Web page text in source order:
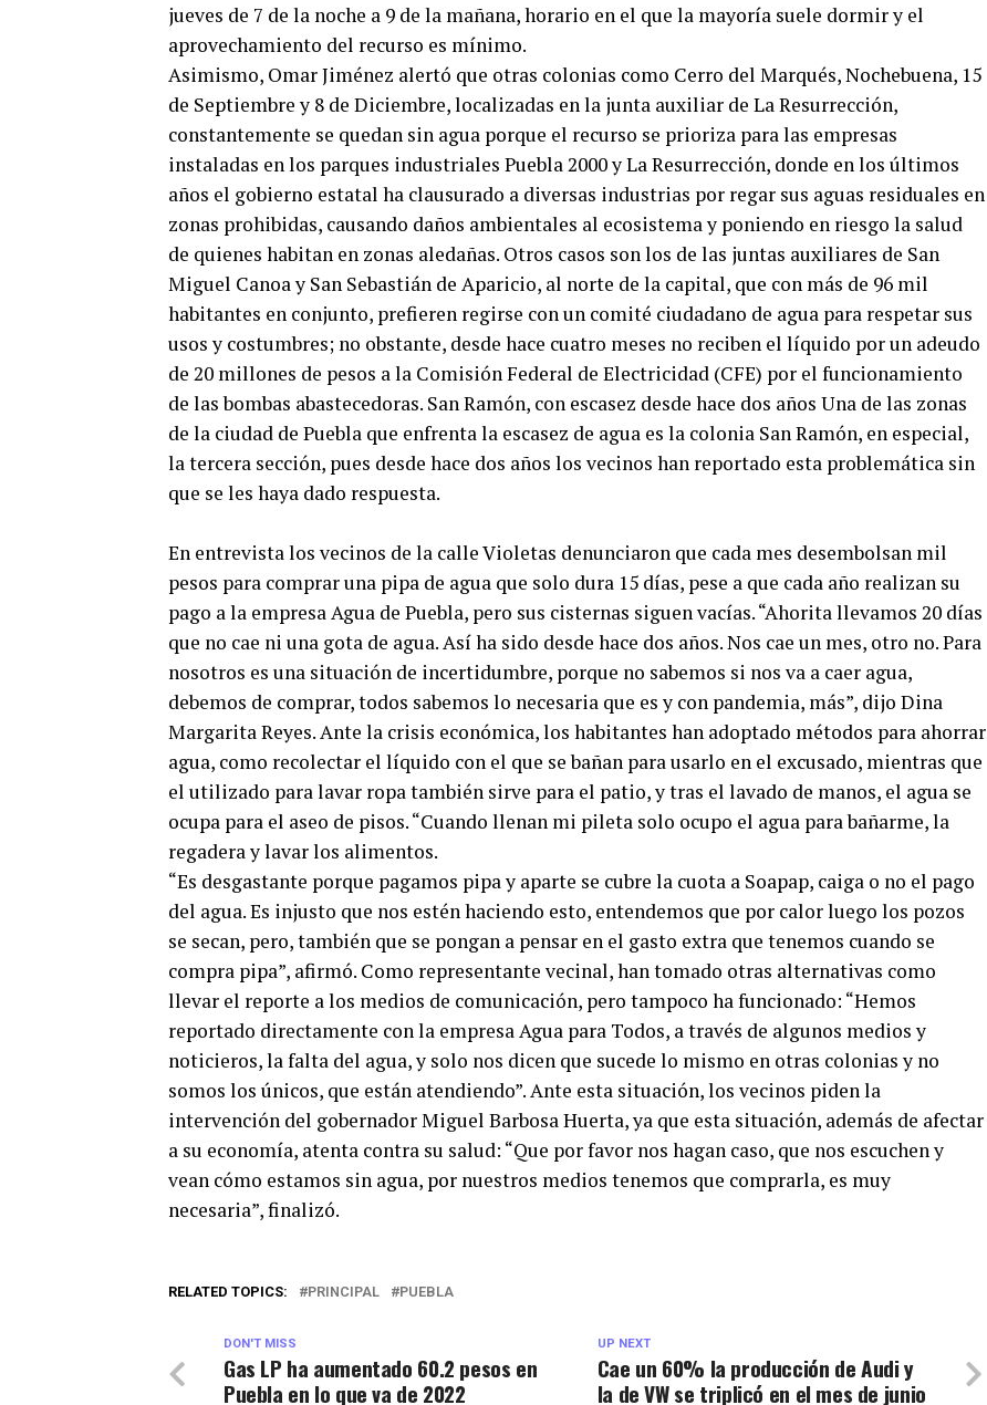
jueves de 7 de la noche a 9 de la mañana, horario en el que la mayoría suele dormir y el
aprovechamiento del recurso es mínimo.
Asimismo, Omar Jiménez alertó que otras colonias como Cerro del Marqués, Nochebuena, 15
de Septiembre y 8 de Diciembre, localizadas en la junta auxiliar de La Resurrección,
constantemente se quedan sin agua porque el recurso se prioriza para las empresas
instaladas en los parques industriales Puebla 2000 y La Resurrección, donde en los últimos
años el gobierno estatal ha clausurado a diversas industrias por regar sus aguas residuales en
zonas prohibidas, causando daños ambientales al ecosistema y poniendo en riesgo la salud
de quienes habitan en zonas aledañas. Otros casos son los de las juntas auxiliares de San
Miguel Canoa y San Sebastián de Aparicio, al norte de la capital, que con más de 96 mil
habitantes en conjunto, prefieren regirse con un comité ciudadano de agua para respetar sus
usos y costumbres; no obstante, desde hace cuatro meses no reciben el líquido por un adeudo
de 20 millones de pesos a la Comisión Federal de Electricidad (CFE) por el funcionamiento
de las bombas abastecedoras. San Ramón, con escasez desde hace dos años Una de las zonas
de la ciudad de Puebla que enfrenta la escasez de agua es la colonia San Ramón, en especial,
la tercera sección, pues desde hace dos años los vecinos han reportado esta problemática sin
que se les haya dado respuesta.
En entrevista los vecinos de la calle Violetas denunciaron que cada mes desembolsan mil
pesos para comprar una pipa de agua que solo dura 15 días, pese a que cada año realizan su
pago a la empresa Agua de Puebla, pero sus cisternas siguen vacías. “Ahorita llevamos 20 días
que no cae ni una gota de agua. Así ha sido desde hace dos años. Nos cae un mes, otro no. Para
nosotros es una situación de incertidumbre, porque no sabemos si nos va a caer agua,
debemos de comprar, todos sabemos lo necesaria que es y con pandemia, más”, dijo Dina
Margarita Reyes. Ante la crisis económica, los habitantes han adoptado métodos para ahorrar
agua, como recolectar el líquido con el que se bañan para usarlo en el excusado, mientras que
el utilizado para lavar ropa también sirve para el patio, y tras el lavado de manos, el agua se
ocupa para el aseo de pisos. “Cuando llenan mi pileta solo ocupo el agua para bañarme, la
regadera y lavar los alimentos.
“Es desgastante porque pagamos pipa y aparte se cubre la cuota a Soapap, caiga o no el pago
del agua. Es injusto que nos estén haciendo esto, entendemos que por calor luego los pozos
se secan, pero, también que se pongan a pensar en el gasto extra que tenemos cuando se
compra pipa”, afirmó. Como representante vecinal, han tomado otras alternativas como
llevar el reporte a los medios de comunicación, pero tampoco ha funcionado: “Hemos
reportado directamente con la empresa Agua para Todos, a través de algunos medios y
noticieros, la falta del agua, y solo nos dicen que sucede lo mismo en otras colonias y no
somos los únicos, que están atendiendo”. Ante esta situación, los vecinos piden la
intervención del gobernador Miguel Barbosa Huerta, ya que esta situación, además de afectar
a su economía, atenta contra su salud: “Que por favor nos hagan caso, que nos escuchen y
vean cómo estamos sin agua, por nuestros medios tenemos que comprarla, es muy
necesaria”, finalizó.
RELATED TOPICS: PRINCIPAL PUEBLA
UP NEXT
Cae un 60% la producción de Audi y
la de VW se triplicó en el mes de junio
DON'T MISS
Gas LP ha aumentado 60.2 pesos en
Puebla en lo que va de 2022